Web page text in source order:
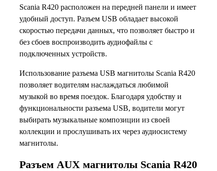
Scania R420 расположен на передней панели и имеет
удобный доступ. Разъем USB обладает высокой
скоростью передачи данных, что позволяет быстро и
без сбоев воспроизводить аудиофайлы с
подключенных устройств.
Использование разъема USB магнитолы Scania R420
позволяет водителям наслаждаться любимой
музыкой во время поездок. Благодаря удобству и
функциональности разъема USB, водители могут
выбирать музыкальные композиции из своей
коллекции и прослушивать их через аудиосистему
магнитолы.
Разъем AUX магнитолы Scania R420